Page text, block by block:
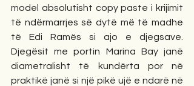
model absolutisht copy paste i krijimit
të ndërmarrjes së dytë më të madhe
të Edi Ramës si ajo e djegsave.
Djegësit me portin Marina Bay janë
diametralisht të kundërta por në
praktikë janë si një pikë ujë e ndarë në